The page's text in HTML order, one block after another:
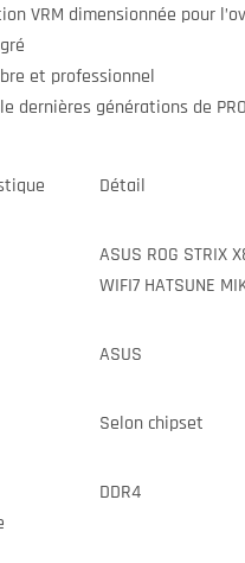
VRM dimensionnée pour
et professionnel
dernières générations de
Détail
ASUS ROG STRIX
WIFI7 HATSUNE
ASUS
Selon chipset
DDR4